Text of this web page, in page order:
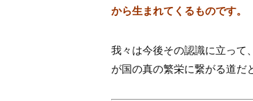
から生まれてくるものです。
我々は今後その認識に立って
が国の真の繁栄に繋がる道だ